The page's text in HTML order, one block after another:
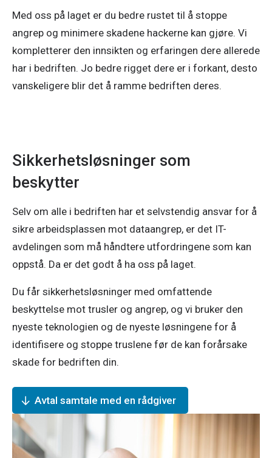
Med oss på laget er du bedre rustet til å stoppe
angrep og minimere skadene hackerne kan gjøre. Vi
kompletterer den innsikten og erfaringen dere allerede
har i bedriften. Jo bedre rigget dere er i forkant, desto
vanskeligere blir det å ramme bedriften deres.
Sikkerhetsløsninger som
beskytter
Selv om alle i bedriften har et selvstendig ansvar for å
sikre arbeidsplassen mot dataangrep, er det IT-
avdelingen som må håndtere utfordringene som kan
oppstå. Da er det godt å ha oss på laget.
Du får sikkerhetsløsninger med omfattende
beskyttelse mot trusler og angrep, og vi bruker den
nyeste teknologien og de nyeste løsningene for å
identifisere og stoppe truslene før de kan forårsake
skade for bedriften din.
Avtal samtale med en rådgiver